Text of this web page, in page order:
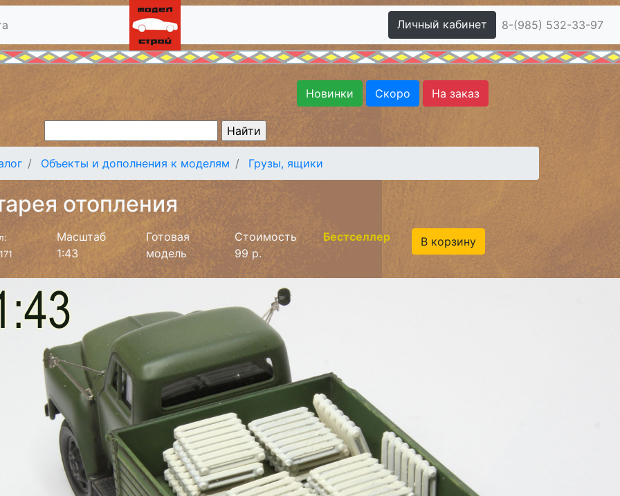
Личный кабинет 8-(985) 532-33-97
Новинки Скоро На заказ
Объекты и дополнения к моделям Грузы, ящики
отопления
Масштаб
1:43
Готовая
модель
Стоимость
99 р.
Бестселлер В корзину